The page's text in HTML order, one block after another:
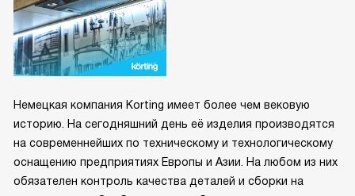
Немецкая компания Korting имеет более чем вековую
историю. На сегодняшний день её изделия производятся
на современнейших по техническому и технологическому
оснащению предприятиях Европы и Азии. На любом из них
обязателен контроль качества деталей и сборки на